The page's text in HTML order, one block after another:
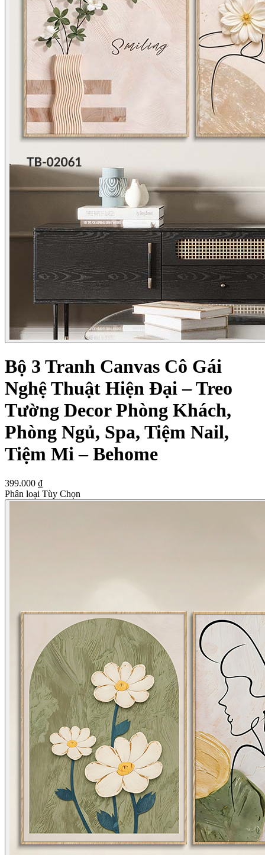
Bộ 3 Tranh Canvas Cô Gái
Nghệ Thuật Hiện Đại – Treo
Tường Decor Phòng Khách,
Phòng Ngủ, Spa, Tiệm Nail,
Tiệm Mi – Behome
399.000 ₫
Phân loại Tùy Chọn